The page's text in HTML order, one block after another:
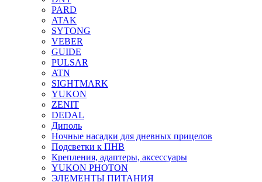
PARD
ATAK
SYTONG
VEBER
GUIDE
PULSAR
ATN
SIGHTMARK
YUKON
ZENIT
DEDAL
Диполь
Ночные насадки для дневных прицелов
Подсветки к ПНВ
Крепления, адаптеры, аксессуары
YUKON PHOTON
ЭЛЕМЕНТЫ ПИТАНИЯ